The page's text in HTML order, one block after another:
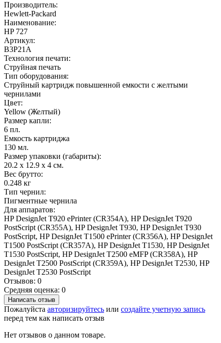
Производитель:
Hewlett-Packard
Наименование:
HP 727
Артикул:
B3P21A
Технология печати:
Струйная печать
Тип оборудования:
Струйный картридж повышенной емкости с желтыми
чернилами
Цвет:
Yellow (Желтый)
Размер капли:
6 пл.
Емкость картриджа
130 мл.
Размер упаковки (габариты):
20.2 x 12.9 x 4 см.
Вес брутто:
0.248 кг
Тип чернил:
Пигментные чернила
Для аппаратов:
HP DesignJet T920 ePrinter (CR354A), HP DesignJet T920
PostScript (CR355A), HP DesignJet T930, HP DesignJet T930
PostScript, HP DesignJet T1500 ePrinter (CR356A), HP DesignJet
T1500 PostScript (CR357A), HP DesignJet T1530, HP DesignJet
T1530 PostScript, HP DesignJet T2500 eMFP (CR358A), HP
DesignJet T2500 PostScript (CR359A), HP DesignJet T2530, HP
DesignJet T2530 PostScript
Отзывов: 0
Средняя оценка: 0
Написать отзыв
Пожалуйста авторизируйтесь или создайте учетную запись
перед тем как написать отзыв
Нет отзывов о данном товаре.